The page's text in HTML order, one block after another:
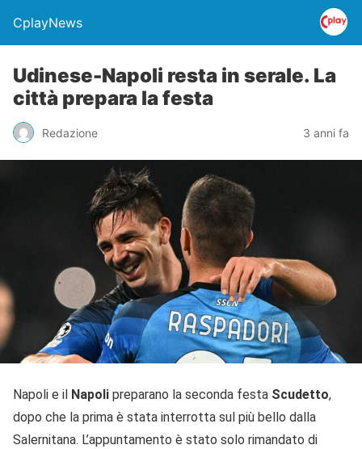
CplayNews
Udinese-Napoli resta in serale. La
città prepara la festa
Redazione 3 anni fa
Napoli e il Napoli preparano la seconda festa Scudetto,
dopo che la prima è stata interrotta sul più bello dalla
Salernitana. L’appuntamento è stato solo rimandato di